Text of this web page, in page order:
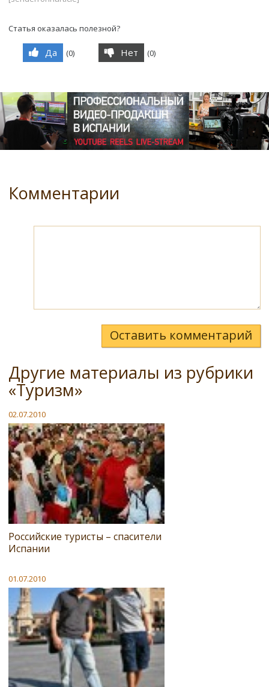
Статья оказалась полезной?
Да (0) Нет (0)
Комментарии
Оставить комментарий
Другие материалы из рубрики
«Туризм»
02.07.2010
Российские туристы – спасители
Испании
01.07.2010